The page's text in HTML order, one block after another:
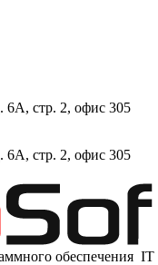
д. 6А, стр. 2, офис
д. 6А, стр. 2, офис
обеспечения IT